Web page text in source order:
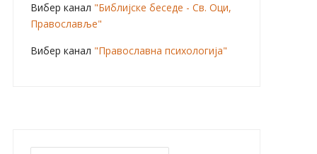
Вибер канал "Библијске беседе - Св. Оци,
Православље"
Вибер канал "Православна психологија"